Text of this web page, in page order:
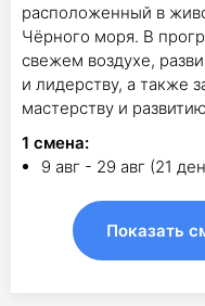
расположенный в
Чёрного моря. В
свежем воздухе,
и лидерству, а также
мастерству и
1 смена:
9 авг - 29 авг (21
Показать